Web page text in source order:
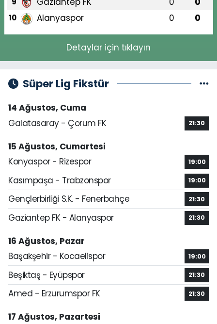
10 Alanyaspor 0 0
Detaylar için tıklayın
Süper Lig Fikstür
14 Ağustos, Cuma
Galatasaray - Çorum FK
21:30
15 Ağustos, Cumartesi
Konyaspor - Rizespor
19:00
Kasımpaşa - Trabzonspor 19:00
Gençlerbirliği S.K. - Fenerbahçe 21:30
Gaziantep FK - Alanyaspor 21:30
16 Ağustos, Pazar
Başakşehir - Kocaelispor
19:00
Beşiktaş - Eyüpspor 21:30
Amed - Erzurumspor FK 21:30
17 Ağustos, Pazartesi